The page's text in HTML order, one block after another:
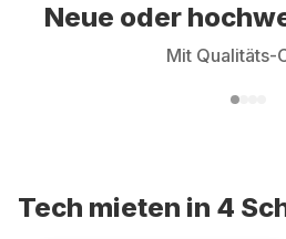
Neue oder
Mit Qualitäts-
Tech mieten in 4